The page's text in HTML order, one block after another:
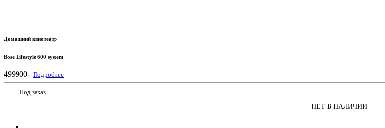
Домашний кинотеатр
Bose Lifestyle 600 system
499900 Подробнее
Под заказ
НЕТ В НАЛИЧИИ